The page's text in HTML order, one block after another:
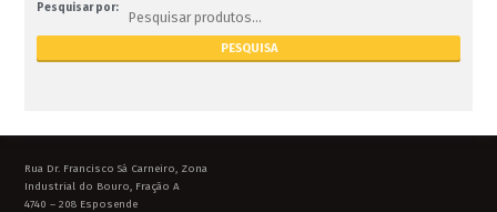
Pesquisar por:
Rua Dr. Francisco Sá Carneiro, Zona
Industrial do Bouro, Fração A
4740 – 208 Esposende